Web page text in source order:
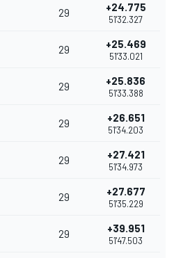
29 +24.775
51'32.327
29 +25.469
51'33.021
29 +25.836
51'33.388
29 +26.651
51'34.203
29 +27.421
51'34.973
29 +27.677
51'35.229
29 +39.951
51'47.503